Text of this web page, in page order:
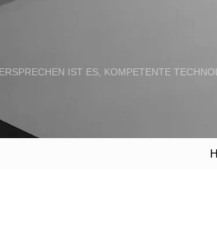
IST ES, KOMPETENTE